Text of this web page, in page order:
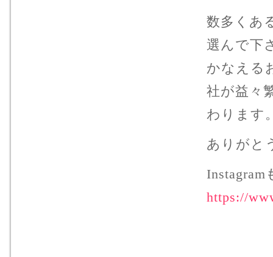
数多くあ
選んで下
かなえる
社が益々
わります
ありがと
https://